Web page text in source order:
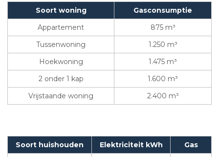
Soort woning
Gasconsumptie
Appartement
875 m³
Tussenwoning
1.250 m³
Hoekwoning
1.475 m³
2 onder 1 kap
1.600 m³
Vrijstaande woning
2.400 m³
Soort huishouden Elektriciteit kWh
Gas